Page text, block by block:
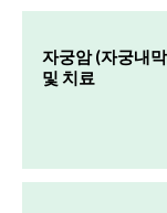
자궁암 (자궁내
및 치료